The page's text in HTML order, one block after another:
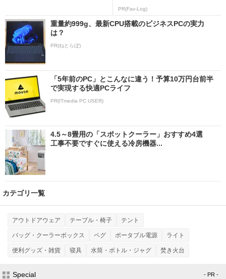
PR(Fav-Log)
重量約999g、最新CPU搭載のビジネスPCの実力
は？
PR(ねとらぼ)
「5年前のPC」とこんなに違う！予算10万円台前半
で実現する快適PCライフ
PR(ITmedia PC USER)
4.5～8畳用の「スポットクーラー」おすすめ4選
工事不要ですぐに使える冷房機器...
カテゴリ一覧
アウトドアウェア テーブル・椅子 テント
バッグ・クーラーボックス ペグ ポータブル電源 ライト
便利グッズ・雑貨 寝具 水筒・ボトル・ジャグ 焚き火台
Special - PR -